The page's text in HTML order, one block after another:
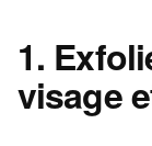
1.
visage